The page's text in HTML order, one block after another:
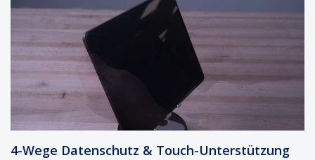
4-Wege Datenschutz & Touch-Unterstützung